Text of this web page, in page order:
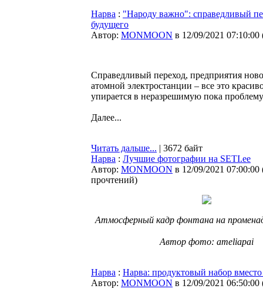
Нарва : "Народу важно": справедливый
будущего
Автор: MONMOON в 12/09/2021 07:10:00
Справедливый переход, предприятия
атомной электростанции – все это
упирается в неразрешимую пока
Далее...
Читать дальше... | 3672 байт
Нарва : Лучшие фотографии на SETI.ee
Автор: MONMOON в 12/09/2021 07:00:00
прочтений)
Атмосферный кадр фонтана на
Автор фото: ameliapai
Нарва : Нарва: продуктовый набор
Автор: MONMOON в 12/09/2021 06:50:00